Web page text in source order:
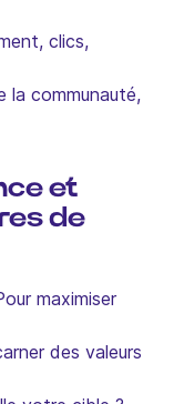
clics,
la communauté,
et
de
maximiser
des valeurs